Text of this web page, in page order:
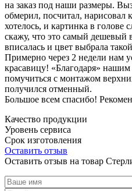
на заказ под наши размеры.
обмерил, посчитал, нарисовал
хотелось, и картинка в голове
скажу, что это самый дешевый
вписалась и цвет выбрала
Примерно через 2 недели нам
красавицу! «Благодаря»
помучиться с монтажом
получился отменный.
Большое всем спасибо!
Качество продукции
Уровень сервиса
Срок изготовления
Оставить отзыв
Оставить отзыв на товар